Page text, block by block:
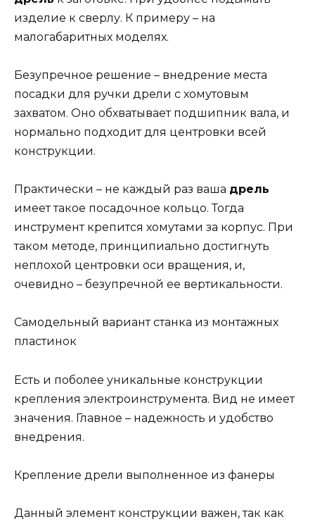
изделие к сверлу. К примеру – на
малогабаритных моделях.
Безупречное решение – внедрение места
посадки для ручки дрели с хомутовым
захватом. Оно обхватывает подшипник вала, и
нормально подходит для центровки всей
конструкции.
Практически – не каждый раз ваша дрель
имеет такое посадочное кольцо. Тогда
инструмент крепится хомутами за корпус. При
таком методе, принципиально достигнуть
неплохой центровки оси вращения, и,
очевидно – безупречной ее вертикальности.
Самодельный вариант станка из монтажных
пластинок
Есть и поболее уникальные конструкции
крепления электроинструмента. Вид не имеет
значения. Главное – надежность и удобство
внедрения.
Крепление дрели выполненное из фанеры
Данный элемент конструкции важен, так как